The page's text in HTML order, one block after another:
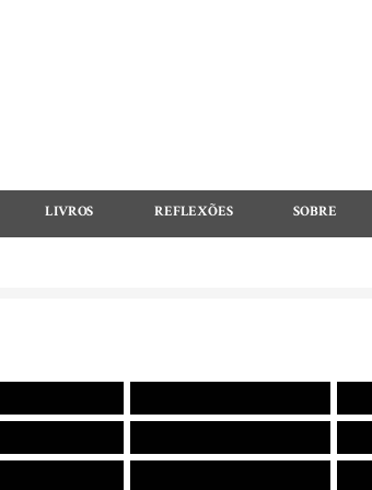
LIVROS REFLEXÕES SOBRE